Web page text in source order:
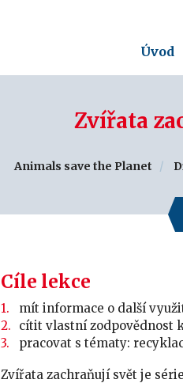
Úvod
Zvířata
Animals save the Planet
Cíle lekce
mít informace o další
cítit vlastní zodpovědnost
pracovat s tématy:
Zvířata zachraňují svět je